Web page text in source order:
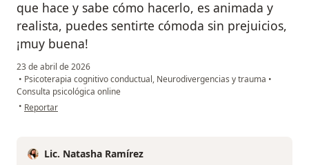
que hace y sabe cómo hacerlo, es animada y
realista, puedes sentirte cómoda sin prejuicios,
¡muy buena!
23 de abril de 2026
• Psicoterapia cognitivo conductual, Neurodivergencias y trauma •
Consulta psicológica online
• en opinión del usuario Andrea O.
Reportar
Lic. Natasha Ramírez